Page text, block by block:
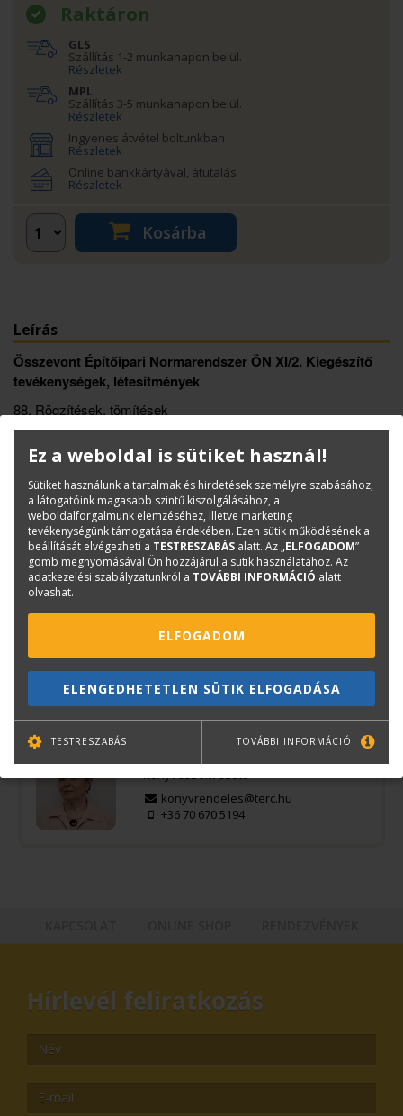
Raktáron
GLS
Szállítás 1-2 munkanapon belül.
Részletek
MPL
Szállítás 3-5 munkanapon belül.
Részletek
Ingyenes átvétel boltunkban
Részletek
Online bankkártyával, átutalás
Részletek
Kosárba
Leírás
Összevont Építőipari Normarendszer ÖN XI/2. Kiegészítő
tevékenységek, létesítmények
88. Rögzítések, tömítések
Könyvinfó
Kategóriák
Norma-, kiírógyűjtemények
ISBN:
ÖN 88.
Méret:
A/4
Oldalak száma:
350
Kiadó:
TERC Kft.
magyar
Kérdése van?
konyvrendeles@terc.hu
+36 70 670 5194
Hírlevél feliratkozás
Ez a weboldal is sütiket használ!
Sütiket használunk a tartalmak és hirdetések személyre szabásához,
a látogatóink magasabb szintű kiszolgálásához, a
weboldalforgalmunk elemzéséhez, illetve marketing
tevékenységünk támogatása érdekében. Ezen sütik működésének a
beállítását elvégezheti a TESTRESZABÁS alatt. Az „ELFOGADOM”
gomb megnyomásával Ön hozzájárul a sütik használatához. Az
adatkezelési szabályzatunkról a TOVÁBBI INFORMÁCIÓ alatt
olvashat.
ELFOGADOM
ELENGEDHETETLEN SÜTIK ELFOGADÁSA
TESTRESZABÁS TOVÁBBI INFORMÁCIÓ